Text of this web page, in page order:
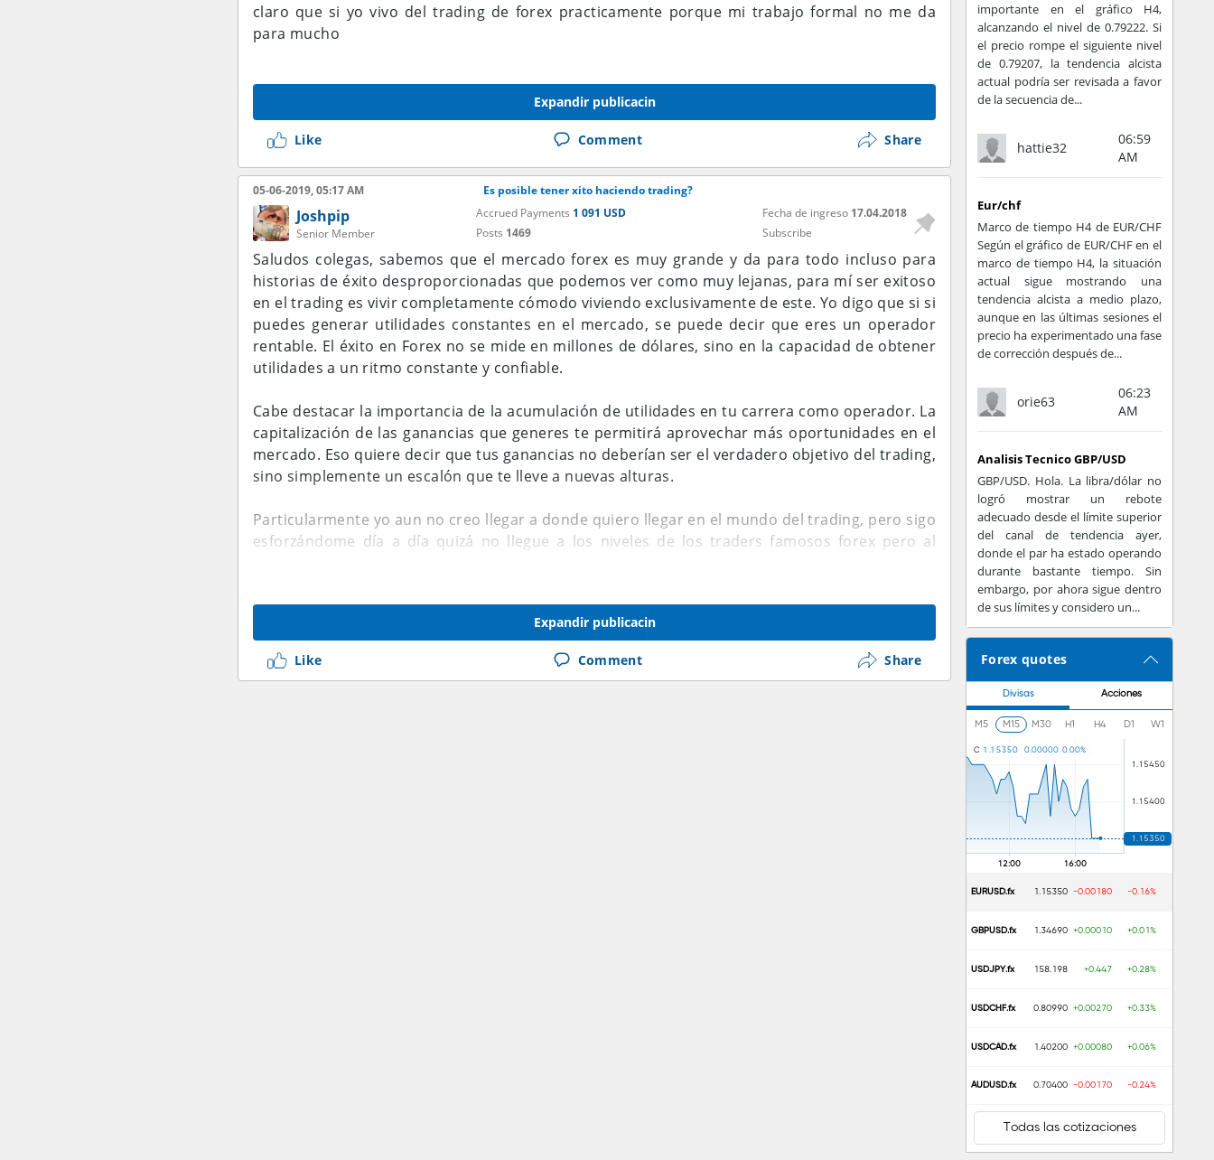
claro que si yo vivo del trading de forex practicamente porque mi trabajo formal no me da
para mucho
Expandir publicacin
Like Comment Share
05-06-2019, 05:17 AM Es posible tener xito haciendo trading?
Joshpip
Senior Member
Accrued Payments 1 091 USD
Posts 1469
Fecha de ingreso 17.04.2018
Subscribe
Saludos colegas, sabemos que el mercado forex es muy grande y da para todo incluso para
historias de éxito desproporcionadas que podemos ver como muy lejanas, para mí ser exitoso
en el trading es vivir completamente cómodo viviendo exclusivamente de este. Yo digo que si si
puedes generar utilidades constantes en el mercado, se puede decir que eres un operador
rentable. El éxito en Forex no se mide en millones de dólares, sino en la capacidad de obtener
utilidades a un ritmo constante y confiable.
Cabe destacar la importancia de la acumulación de utilidades en tu carrera como operador. La
capitalización de las ganancias que generes te permitirá aprovechar más oportunidades en el
mercado. Eso quiere decir que tus ganancias no deberían ser el verdadero objetivo del trading,
sino simplemente un escalón que te lleve a nuevas alturas.
Particularmente yo aun no creo llegar a donde quiero llegar en el mundo del trading, pero sigo
esforzándome día a día quizá no llegue a los niveles de los traders famosos forex pero al
Expandir publicacin
Like Comment Share
importante en el gráfico H4,
alcanzando el nivel de 0.79222. Si
el precio rompe el siguiente nivel
de 0.79207, la tendencia alcista
actual podría ser revisada a favor
de la secuencia de...
hattie32
06:59
AM
Eur/chf
Marco de tiempo H4 de EUR/CHF
Según el gráfico de EUR/CHF en el
marco de tiempo H4, la situación
actual sigue mostrando una
tendencia alcista a medio plazo,
aunque en las últimas sesiones el
precio ha experimentado una fase
de corrección después de...
orie63
06:23
AM
Analisis Tecnico GBP/USD
GBP/USD. Hola. La libra/dólar no
logró mostrar un rebote
adecuado desde el límite superior
del canal de tendencia ayer,
donde el par ha estado operando
durante bastante tiempo. Sin
embargo, por ahora sigue dentro
de sus límites y considero un...
Forex quotes
Divisas Acciones
M5 M15 M30 H1 H4 D1 W1
C 1 .1 5350 0.00000 0.00%
EURUSD.fx 1.15350 -0.00180 -0.16%
GBPUSD.fx 1.34690 +0.00010 +0.01%
USDJPY.fx 158.198 +0.447 +0.28%
USDCHF.fx 0.80990 +0.00270 +0.33%
USDCAD.fx 1.40200 +0.00080 +0.06%
AUDUSD.fx 0.70400 -0.00170 -0.24%
Todas las cotizaciones